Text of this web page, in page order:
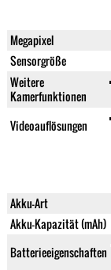
Megapixel
Sensorgröße
Weitere
Kamerfunktionen
Videoauflösungen
Akku-Art
Akku-Kapazität (mAh)
Batterieeigenschaften